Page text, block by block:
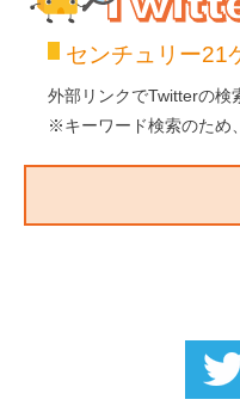
Twitter
センチュリー21
外部リンクでTwitterの検
※キーワード検索のため